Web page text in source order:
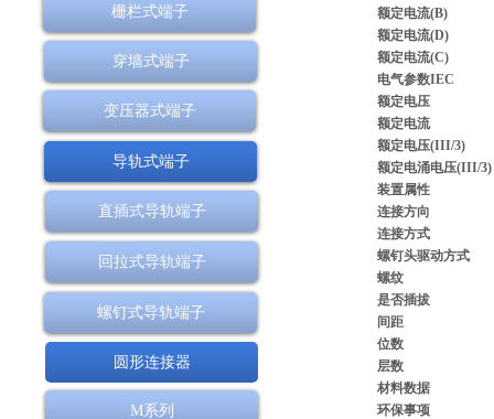
额定电流(B)
额定电流(D)
额定电流(C)
电气参数IEC
额定电压
额定电流
额定电压(III/3)
额定电涌电压(III/3)
装置属性
连接方向
连接方式
螺钉头驱动方式
螺纹
是否插拔
间距
位数
层数
材料数据
环保事项
栅栏式端子
穿墙式端子
变压器式端子
导轨式端子
直插式导轨端子
回拉式导轨端子
螺钉式导轨端子
圆形连接器
M系列